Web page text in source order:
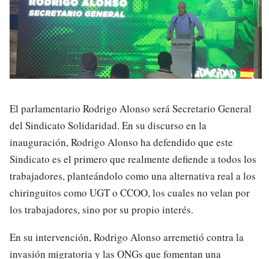
El parlamentario Rodrigo Alonso será Secretario General
del Sindicato Solidaridad. En su discurso en la
inauguración, Rodrigo Alonso ha defendido que este
Sindicato es el primero que realmente defiende a todos los
trabajadores, planteándolo como una alternativa real a los
chiringuitos como UGT o CCOO, los cuales no velan por
los trabajadores, sino por su propio interés.
En su intervención, Rodrigo Alonso arremetió contra la
invasión migratoria y las ONGs que fomentan una